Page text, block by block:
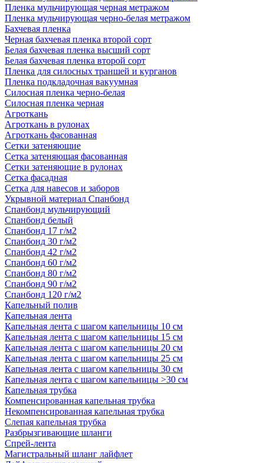
Пленка мульчирующая черная метражом
Пленка мульчирующая черно-белая метражом
Бахчевая пленка
Черная бахчевая пленка второй сорт
Белая бахчевая пленка высший сорт
Белая бахчевая пленка второй сорт
Пленка для силосных траншей и курганов
Пленка подкладочная вакуумная
Силосная пленка черно-белая
Силосная пленка черная
Агроткань
Агроткань в рулонах
Агроткань фасованная
Сетки затеняющие
Сетка затеняющая фасованная
Сетки затеняющие в рулонах
Сетка фасадная
Сетка для навесов и заборов
Укрывной материал Спанбонд
Спанбонд мульчирующий
Спанбонд белый
Спанбонд 17 г/м2
Спанбонд 30 г/м2
Спанбонд 42 г/м2
Спанбонд 60 г/м2
Спанбонд 80 г/м2
Спанбонд 90 г/м2
Спанбонд 120 г/м2
Капельный полив
Капельная лента
Капельная лента с шагом капельницы 10 см
Капельная лента с шагом капельницы 15 см
Капельная лента с шагом капельницы 20 см
Капельная лента с шагом капельницы 25 см
Капельная лента с шагом капельницы 30 см
Капельная лента с шагом капельницы >30 см
Капельная трубка
Компенсированная капельная трубка
Некомпенсированная капельная трубка
Слепая капельная трубка
Разбрызгивающие шланги
Спрей-лента
Магистральный шланг лайфлет